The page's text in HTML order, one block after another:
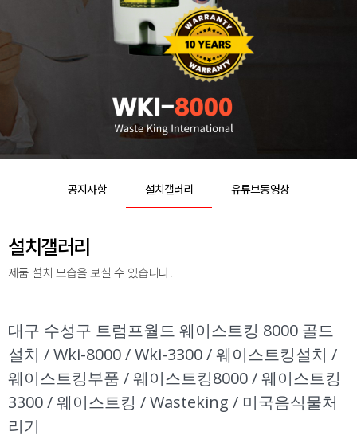
공지사항 설치갤러리 유튜브동영상
설치갤러리
제품 설치 모습을 보실 수 있습니다.
대구 수성구 트럼프월드 웨이스트킹 8000 골드
설치 / Wki-8000 / Wki-3300 / 웨이스트킹설치 /
웨이스트킹부품 / 웨이스트킹8000 / 웨이스트킹
3300 / 웨이스트킹 / Wasteking / 미국음식물처
리기